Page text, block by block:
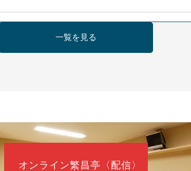
わよか連 vol 1
一覧を見る
オンライン繁昌亭〈配信〉